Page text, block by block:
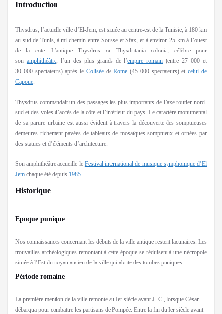
Introduction
Thysdrus, l’actuelle ville d’El-Jem, est située au centre-est de la Tunisie, à 180 km
au sud de Tunis, à mi-chemin entre Sousse et Sfax, et à environ 25 km à l’ouest
de la cote. L’antique Thysdrus ou Thysdritania colonia, célèbre pour
son amphithéâtre, l’un des plus grands de l’empire romain (entre 27 000 et
30 000 spectateurs) après le ColiséedeRome (45 000 spectateurs) etcelui de
Capoue.
Thysdrus commandait un des passages les plus importants de l’axe routier nord-
sud et des voies d’accès de la côte et l’intérieur du pays. Le caractère monumental
de sa parure urbaine est aussi évident à travers la découverte des somptueuses
demeures richement pavées de tableaux de mosaïques somptueux et ornées par
des statues et d’éléments d’architecture.
Son amphithéâtre accueille le Festival international de musique symphonique d’El
Jem chaque été depuis 1985.
Historique
Epoque punique
Nos connaissances concernant les débuts de la ville antique restent lacunaires. Les
trouvailles archéologiques remontant à cette époque se réduisent à une nécropole
située à l’Est du noyau ancien de la ville qui abrite des tombes puniques.
Période romaine
La première mention de la ville remonte au Ier siècle avant J.-C., lorsque César
débarqua pour combattre les partisans de Pompée. Entre la fin du Ier siècle avant